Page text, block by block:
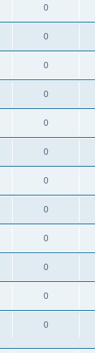
0
0
0
0
0
0
0
0
0
0
0
0